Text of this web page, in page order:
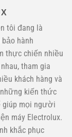
tôi đang là
bảo hành
thực chiến nhiều
tham gia
khách hàng và
kiến thức
giúp mọi người
máy Electrolux.
khắc phục